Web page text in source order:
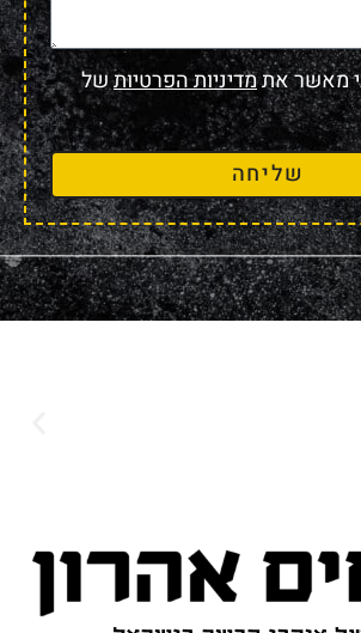
מאשר אתמדיניות הפרטיותשל
שליחה